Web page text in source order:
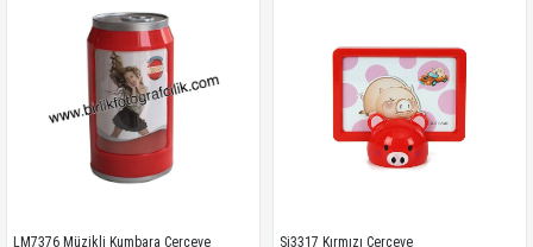
LM7376 Müzikli Kumbara Çerçeve Sj3317 Kırmızı Çerçeve